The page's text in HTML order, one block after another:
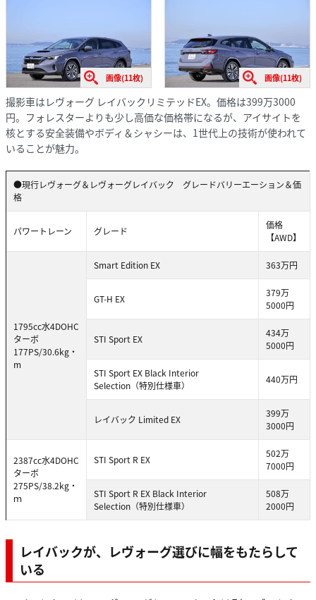
画像(11枚) 画像(11枚)
撮影車はレヴォーグ レイバックリミテッドEX。価格は399万3000
円。フォレスターよりも少し高価な価格帯になるが、アイサイトを
核とする安全装備やボディ＆シャシーは、1世代上の技術が使われて
いることが魅力。
●現行レヴォーグ＆レヴォーグレイバック グレードバリーエーション＆価
格
パワートレーン グレード
価格
【AWD】
1795cc水4DOHC
ターボ
177PS/30.6kg・
m
Smart Edition EX 363万円
GT-H EX
379万
5000円
STI Sport EX
434万
5000円
STI Sport EX Black Interior
Selection（特別仕様車）
440万円
レイバック Limited EX
399万
3000円
2387cc水4DOHC
ターボ
275PS/38.2kg・
ｍ
STI Sport R EX
502万
7000円
STI Sport R EX Black Interior
Selection（特別仕様車）
508万
2000円
レイバックが、レヴォーグ選びに幅をもたらして
いる